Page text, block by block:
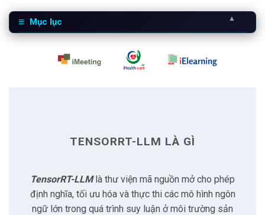
Mục lục ▲
2.3 Tối ưu hiệu suất suy luận
TENSORRT-LLM LÀ GÌ
TensorRT-LLMlà thư viện mã nguồn mở cho phép
định nghĩa, tối ưu hóa và thực thi các mô hình ngôn
ngữ lớn trong quá trình suy luận ở môi trường sản